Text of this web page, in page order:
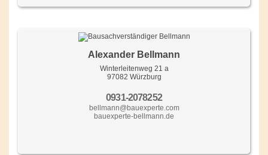
Alexander Bellmann
Winterleitenweg 21 a
97082 Würzburg
0931-2078252
bellmann@bauexperte.com
bauexperte-bellmann.de